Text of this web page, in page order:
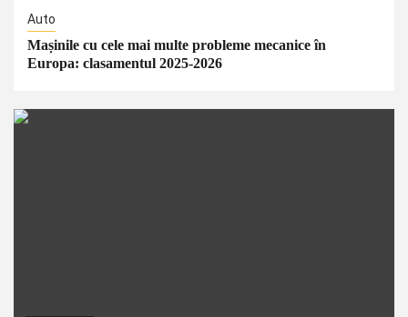
Auto
Mașinile cu cele mai multe probleme mecanice în
Europa: clasamentul 2025-2026